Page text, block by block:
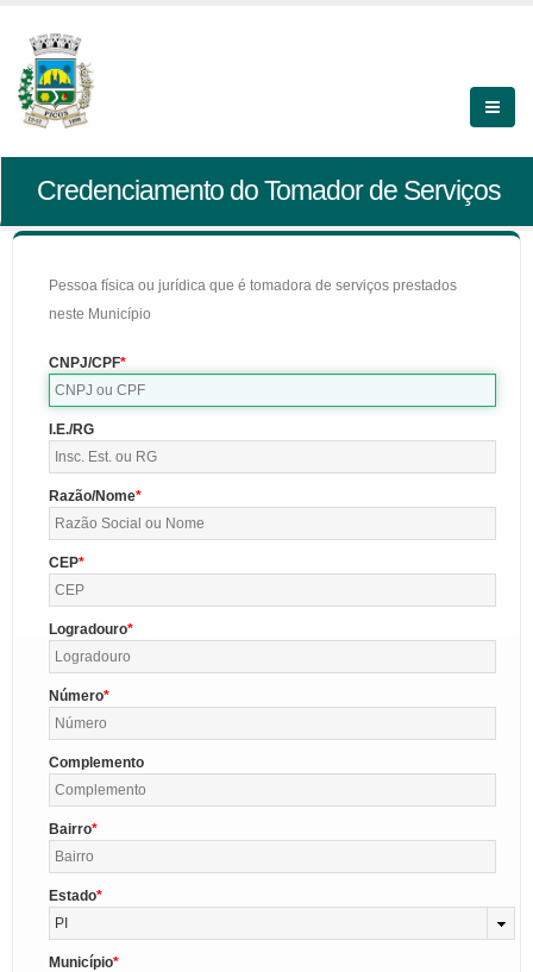
Credenciamento do Tomador de Serviços
Pessoa física ou jurídica que é tomadora de serviços prestados
neste Município
CNPJ/CPF
I.E./RG
Razão/Nome
CEP
Logradouro
Número
Complemento
Bairro
Estado
PI
Município